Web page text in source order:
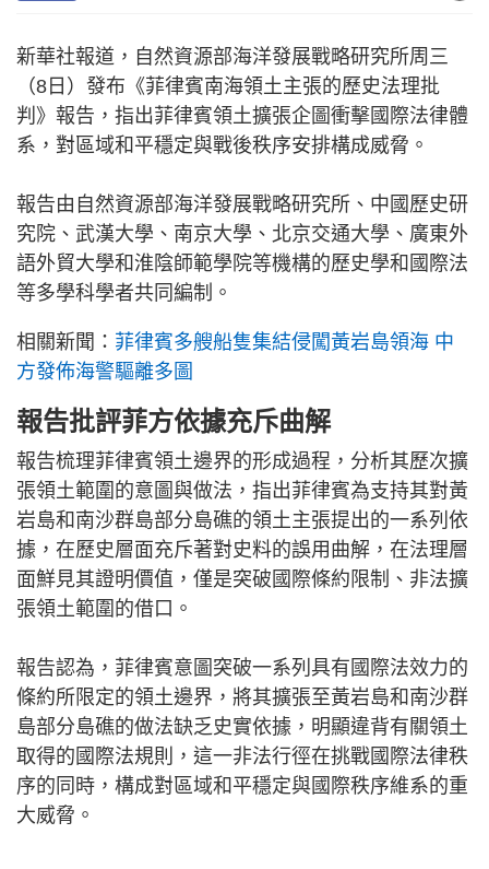
新華社報道，自然資源部海洋發展戰略研究所周三
（8日）發布《菲律賓南海領土主張的歷史法理批
判》報告，指出菲律賓領土擴張企圖衝擊國際法律體
系，對區域和平穩定與戰後秩序安排構成威脅。
報告由自然資源部海洋發展戰略研究所、中國歷史研
究院、武漢大學、南京大學、北京交通大學、廣東外
語外貿大學和淮陰師範學院等機構的歷史學和國際法
等多學科學者共同編制。
相關新聞： 菲律賓多艘船隻集結侵闖黃岩島領海 中
方發佈海警驅離多圖
報告批評菲方依據充斥曲解
報告梳理菲律賓領土邊界的形成過程，分析其歷次擴
張領土範圍的意圖與做法，指出菲律賓為支持其對黃
岩島和南沙群島部分島礁的領土主張提出的一系列依
據，在歷史層面充斥著對史料的誤用曲解，在法理層
面鮮見其證明價值，僅是突破國際條約限制、非法擴
張領土範圍的借口。
報告認為，菲律賓意圖突破一系列具有國際法效力的
條約所限定的領土邊界，將其擴張至黃岩島和南沙群
島部分島礁的做法缺乏史實依據，明顯違背有關領土
取得的國際法規則，這一非法行徑在挑戰國際法律秩
序的同時，構成對區域和平穩定與國際秩序維系的重
大威脅。